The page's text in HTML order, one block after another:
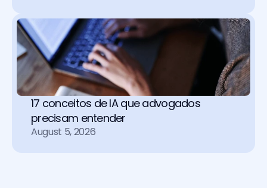
17 conceitos de IA que advogados
precisam entender
August 5, 2026